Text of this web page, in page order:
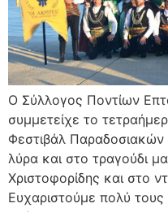
Ο Σύλλογος Ποντίων
συμμετείχε το
Φεστιβάλ
λύρα και στο τραγούδι
Χριστοφορίδης και στο
Ευχαριστούμε πολύ τους